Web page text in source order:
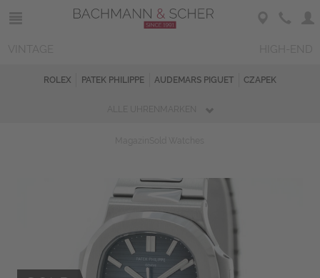
ROLEX PATEK PHILIPPE AUDEMARS PIGUET CZAPEK